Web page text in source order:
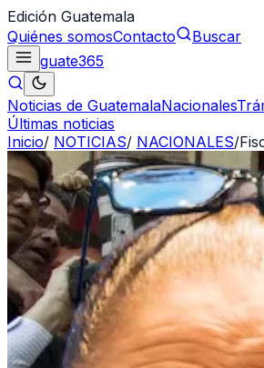
Edición Guatemala
Quiénes somosContacto
Buscar
guate365
Noticias de GuatemalaNacionales
Últimas noticias
Inicio/ NOTICIAS/ NACIONALES/